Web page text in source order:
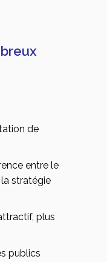
de
entre le
la stratégie
plus
publics